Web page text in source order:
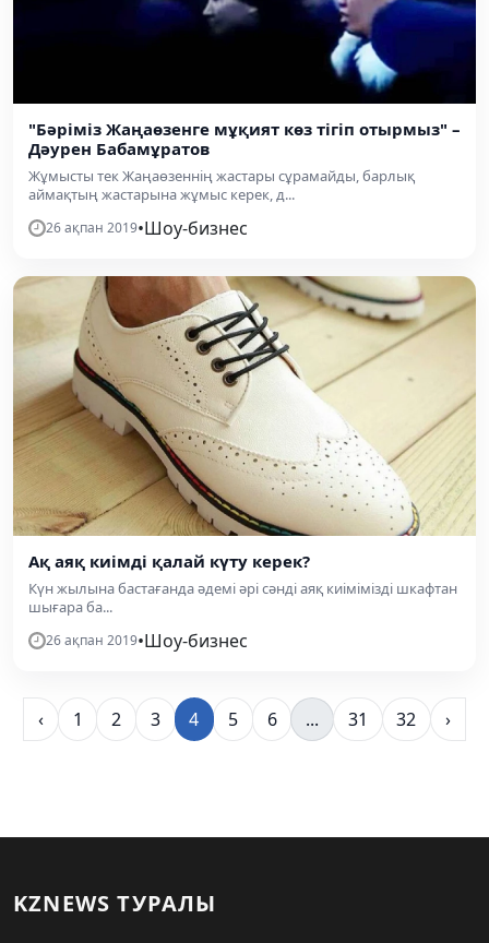
"Бәріміз Жаңаөзенге мұқият көз тігіп отырмыз" –
Дәурен Бабамұратов
Жұмысты тек Жаңаөзеннің жастары сұрамайды, барлық
аймақтың жастарына жұмыс керек, д...
26 ақпан 2019•Шоу-бизнес
Ақ аяқ киімді қалай күту керек?
Күн жылына бастағанда әдемі әрі сәнді аяқ киімімізді шкафтан
шығара ба...
26 ақпан 2019•Шоу-бизнес
‹ 1 2 3 4 5 6 ... 31 32 ›
KZNEWS ТУРАЛЫ